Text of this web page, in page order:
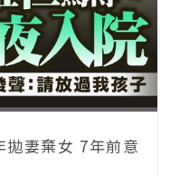
妻棄女 7年前意